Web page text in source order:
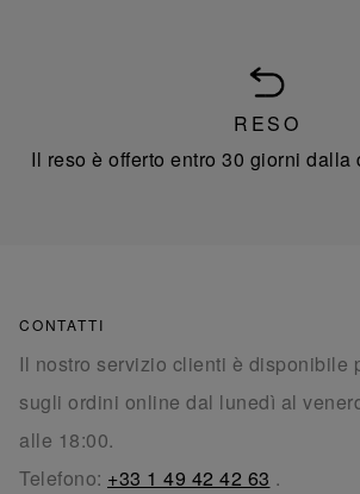
RESO
Il reso è offerto entro 30 giorni dalla
CONTATTI
Il nostro servizio clienti è disponibile
sugli ordini online dal lunedì al
alle 18:00.
Telefono: +33 1 49 42 42 63 .